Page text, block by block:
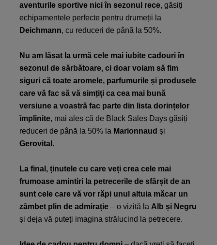
aventurile sportive nici în sezonul rece, găsiți
echipamentele perfecte pentru drumeții la
Deichmann, cu reduceri de până la 50%.
Nu am lăsat la urmă cele mai iubite cadouri în
sezonul de sărbătoare, ci doar voiam să fim
siguri că toate aromele, parfumurile și produsele
care vă fac să vă simțiți ca cea mai bună
versiune a voastră fac parte din lista dorințelor
împlinite, mai ales că de Black Sales Days găsiți
reduceri de până la 50% la Marionnaud și
Gerovital .
La final, ținutele cu care veți crea cele mai
frumoase amintiri la petrecerile de sfârșit de an
sunt cele care vă vor răpi unul altuia măcar un
zâmbet plin de admirație – o vizită la Alb și Negru
și deja vă puteți imagina strălucind la petrecere.